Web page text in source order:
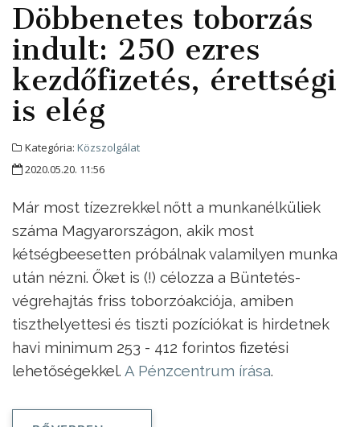
Döbbenetes toborzás
indult: 250 ezres
kezdőfizetés, érettségi
is elég
Kategória: Közszolgálat
2020.05.20. 11:56
Már most tízezrekkel nőtt a munkanélküliek
száma Magyarországon, akik most
kétségbeesetten próbálnak valamilyen munka
után nézni. Őket is (!) célozza a Büntetés-
végrehajtás friss toborzóakciója, amiben
tiszthelyettesi és tiszti pozíciókat is hirdetnek
havi minimum 253 - 412 forintos fizetési
lehetőségekkel. A Pénzcentrum írása.